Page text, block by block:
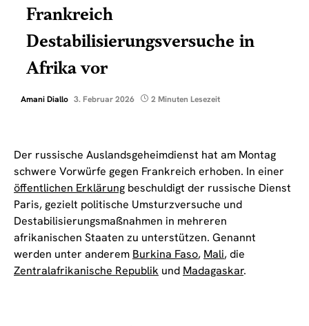
Frankreich
Destabilisierungsversuche in
Afrika vor
Amani Diallo 3. Februar 2026 2 Minuten Lesezeit
Der russische Auslandsgeheimdienst hat am Montag
schwere Vorwürfe gegen Frankreich erhoben. In einer
öffentlichen Erklärung beschuldigt der russische Dienst
Paris, gezielt politische Umsturzversuche und
Destabilisierungsmaßnahmen in mehreren
afrikanischen Staaten zu unterstützen. Genannt
werden unter anderem Burkina Faso, Mali, die
Zentralafrikanische Republik und Madagaskar.